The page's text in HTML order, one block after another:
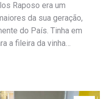
Raposo era um
da sua geração,
do País. Tinha em
a fileira da vinha…